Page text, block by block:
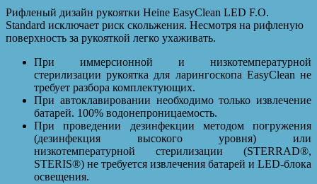
Рифленый дизайн рукоятки Heine EasyClean LED F.O.
Standard исключает риск скольжения. Несмотря на рифленую
поверхность за рукояткой легко ухаживать.
При иммерсионной и низкотемпературной
стерилизации рукоятка для ларингоскопа EasyClean не
требует разбора комплектующих.
При автоклавировании необходимо только извлечение
батарей. 100% водонепроницаемость.
При проведении дезинфекции методом погружения
(дезинфекция высокого уровня) или
низкотемпературной стерилизации (STERRAD®,
STERIS®) не требуется извлечения батарей и LED-блока
освещения.